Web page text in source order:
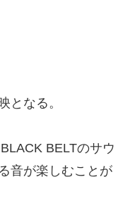
となる。
BELTのサウ
音が楽しむことが